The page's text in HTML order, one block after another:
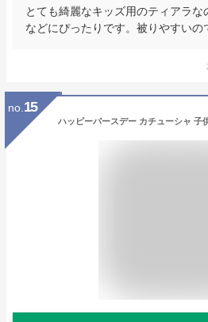
とても綺麗なキッズ用のティアラ
などにぴったりです。被りやすいの
no. 15